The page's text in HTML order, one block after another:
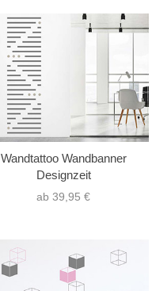
Wandtattoo Wandbanner
Designzeit
ab 39,95 €